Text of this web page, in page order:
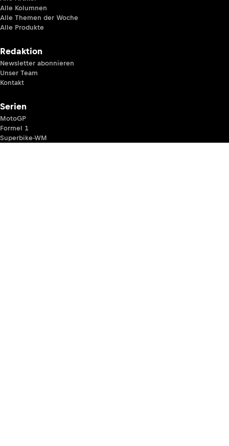
Alle Kolumnen
Alle Themen der Woche
Alle Produkte
Redaktion
Newsletter abonnieren
Unser Team
Kontakt
Serien
MotoGP
Formel 1
Superbike-WM